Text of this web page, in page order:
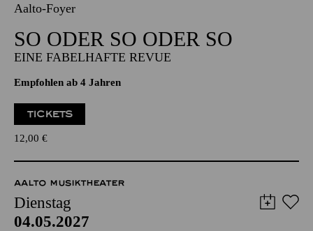
04.05.2027
09:30 - 10:15
Aalto-Foyer
SO ODER SO ODER SO
EINE FABELHAFTE REVUE
Empfohlen ab 4 Jahren
12,00€
AALTO MUSIKTHEATER